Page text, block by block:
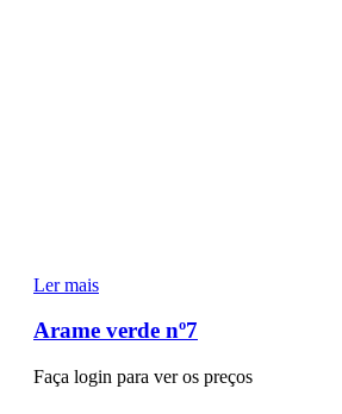
Ler mais
Arame verde nº7
Faça login para ver os preços